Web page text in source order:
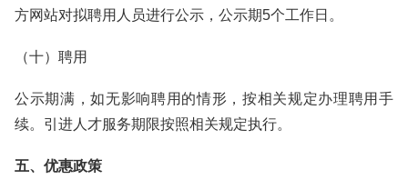
方网站对拟聘用人员进行公示，公示期5个工作日。
（十）聘用
公示期满，如无影响聘用的情形，按相关规定办理聘用手
续。引进人才服务期限按照相关规定执行。
五、优惠政策